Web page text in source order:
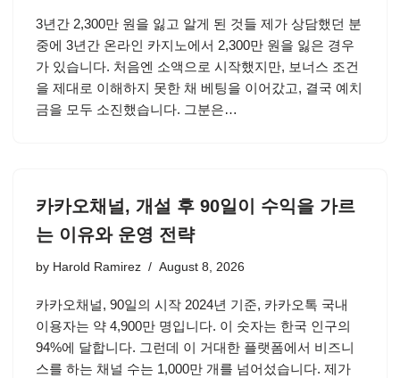
3년간 2,300만 원을 잃고 알게 된 것들 제가 상담했던 분
중에 3년간 온라인 카지노에서 2,300만 원을 잃은 경우
가 있습니다. 처음엔 소액으로 시작했지만, 보너스 조건
을 제대로 이해하지 못한 채 베팅을 이어갔고, 결국 예치
금을 모두 소진했습니다. 그분은…
카카오채널, 개설 후 90일이 수익을 가르
는 이유와 운영 전략
by Harold Ramirez August 8, 2026
카카오채널, 90일의 시작 2024년 기준, 카카오톡 국내
이용자는 약 4,900만 명입니다. 이 숫자는 한국 인구의
94%에 달합니다. 그런데 이 거대한 플랫폼에서 비즈니
스를 하는 채널 수는 1,000만 개를 넘어섰습니다. 제가